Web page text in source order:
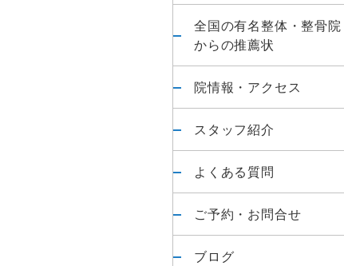
全国の有名整体・整骨院
からの推薦状
院情報・アクセス
スタッフ紹介
よくある質問
ご予約・お問合せ
ブログ